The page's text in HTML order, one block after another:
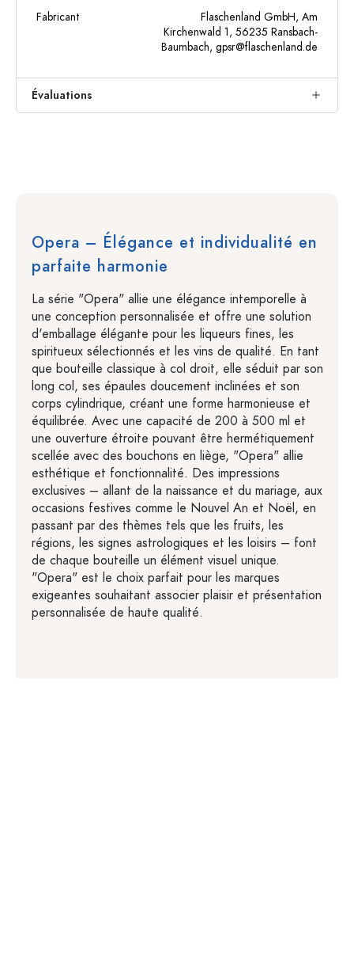
Fabricant
Flaschenland GmbH, Am
Kirchenwald 1, 56235 Ransbach-
Baumbach, gpsr@flaschenland.de
Évaluations
Opera – Élégance et individualité en
parfaite harmonie
La série "Opera" allie une élégance intemporelle à
une conception personnalisée et offre une solution
d'emballage élégante pour les liqueurs fines, les
spiritueux sélectionnés et les vins de qualité. En tant
que bouteille classique à col droit, elle séduit par son
long col, ses épaules doucement inclinées et son
corps cylindrique, créant une forme harmonieuse et
équilibrée. Avec une capacité de 200 à 500 ml et
une ouverture étroite pouvant être hermétiquement
scellée avec des bouchons en liège, "Opera" allie
esthétique et fonctionnalité. Des impressions
exclusives – allant de la naissance et du mariage, aux
occasions festives comme le Nouvel An et Noël, en
passant par des thèmes tels que les fruits, les
régions, les signes astrologiques et les loisirs – font
de chaque bouteille un élément visuel unique.
"Opera" est le choix parfait pour les marques
exigeantes souhaitant associer plaisir et présentation
personnalisée de haute qualité.